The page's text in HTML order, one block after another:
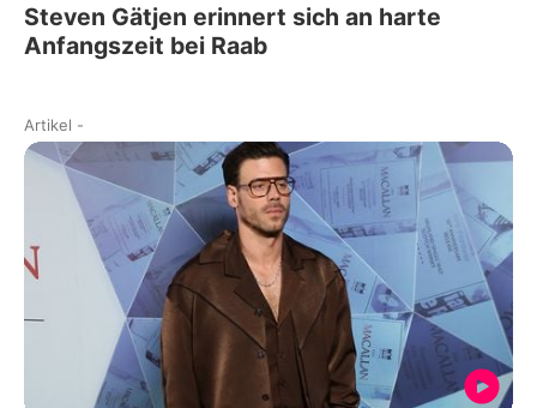
Steven Gätjen erinnert sich an harte
Anfangszeit bei Raab
Artikel -